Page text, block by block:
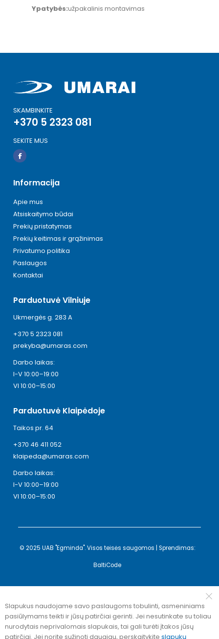
Ypatybės:užpakalinis montavimas
SKAMBINKITE
+370 5 2323 081
SEKITE MUS
Informacija
Apie mus
Atsiskaitymo būdai
Prekių pristatymas
Prekių keitimas ir grąžinimas
Privatumo politika
Paslaugos
Kontaktai
Parduotuvė Vilniuje
Ukmergės g. 283 A
+370 5 2323 081
prekyba@umaras.com
Darbo laikas:
I-V 10:00–19:00
VI 10:00–15:00
Parduotuvė Klaipėdoje
Taikos pr. 64
+370 46 411 052
klaipeda@umaras.com
Darbo laikas:
I-V 10:00–19:00
VI 10:00–15:00
© 2025 UAB "Egminda". Visos teisės saugomos | Sprendimas:
BaltiCode
Slapukus naudojame savo paslaugoms tobulinti, asmeniniams
pasiūlymams teikti ir jūsų patirčiai gerinti. Jei nesutinkate su toliau
nurodytais neprivalomais slapukais, tai gali turėti įtakos jūsų
patirčiai. Jei norite sužinoti daugiau, perskaitykite slapukų